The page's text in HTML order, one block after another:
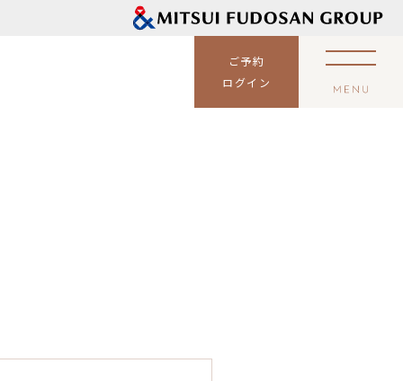
ご予約
ログイン